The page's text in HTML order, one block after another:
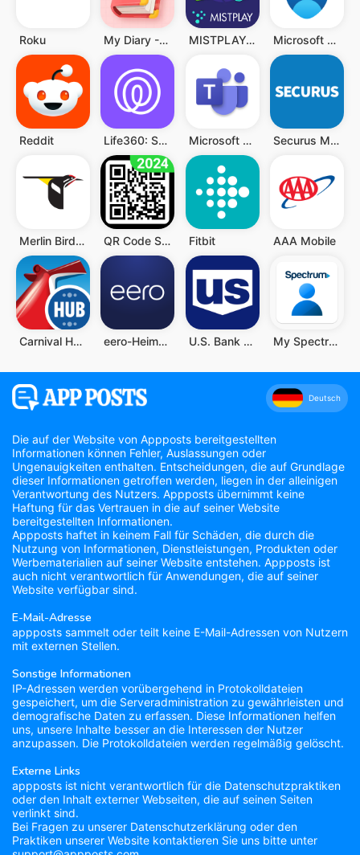
Roku My Diary - Diary With Lock MISTPLAY: Spiele für Belohnung Microsoft Authenticator
Reddit Life360: Standort teilen Microsoft Teams Securus Mobile
Merlin Bird ID von Cornell Lab QR Code Scanner (Deutsch) Fitbit AAA Mobile
Carnival HUB eero-Heim-WLAN-System U.S. Bank Mobile Banking My Spectrum
Deutsch
Die auf der Website von Appposts bereitgestellten
Informationen können Fehler, Auslassungen oder
Ungenauigkeiten enthalten. Entscheidungen, die auf Grundlage
dieser Informationen getroffen werden, liegen in der alleinigen
Verantwortung des Nutzers. Appposts übernimmt keine
Haftung für das Vertrauen in die auf seiner Website
bereitgestellten Informationen.
Appposts haftet in keinem Fall für Schäden, die durch die
Nutzung von Informationen, Dienstleistungen, Produkten oder
Werbematerialien auf seiner Website entstehen. Appposts ist
auch nicht verantwortlich für Anwendungen, die auf seiner
Website verfügbar sind.
E-Mail-Adresse
appposts sammelt oder teilt keine E-Mail-Adressen von Nutzern
mit externen Stellen.
Sonstige Informationen
IP-Adressen werden vorübergehend in Protokolldateien
gespeichert, um die Serveradministration zu gewährleisten und
demografische Daten zu erfassen. Diese Informationen helfen
uns, unsere Inhalte besser an die Interessen der Nutzer
anzupassen. Die Protokolldateien werden regelmäßig gelöscht.
Externe Links
appposts ist nicht verantwortlich für die Datenschutzpraktiken
oder den Inhalt externer Webseiten, die auf seinen Seiten
verlinkt sind.
Bei Fragen zu unserer Datenschutzerklärung oder den
Praktiken unserer Website kontaktieren Sie uns bitte unter